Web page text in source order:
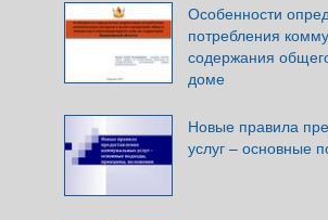
Особенности
потребления
содержания
доме
Новые правила
услуг – основные